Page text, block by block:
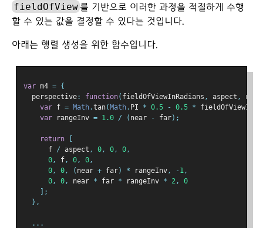
fieldOfView를 기반으로 이러한 과정을 적절하게 수행
할 수 있는 값을 결정할 수 있다는 것입니다.
아래는 행렬 생성을 위한 함수입니다.
var m4 = {
  perspective
: function( fieldOfViewInRadians , aspect , near
var f = Math.tan(Math. PI * 0.5 - 0.5 *
var rangeInv = 1.0 / ( near - far);
return
[
      f
/ aspect , 0 , 0 , 0 ,
0 , f , 0 , 0 ,
0 , 0 , ( near + far) * rangeInv , -1 ,
0 , 0 , near * far * rangeInv * 2 ,
0
];
},
...